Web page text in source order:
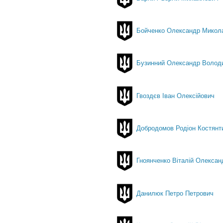
Бойченко Олександр
Бузинний Олександр
Гвоздєв Іван Олексійович
Добродомов Родіон
Гноянченко Віталій
Данилюк Петро Петрович